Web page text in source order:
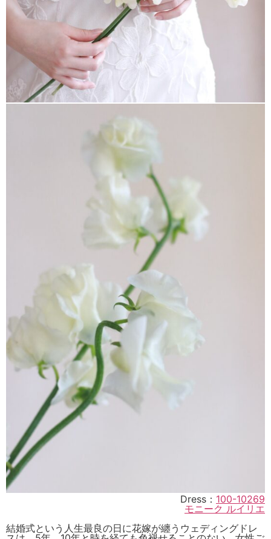
Dress： 100-10269
モニーク ルイリエ
結婚式という人生最良の日に花嫁が纏うウェディングドレ